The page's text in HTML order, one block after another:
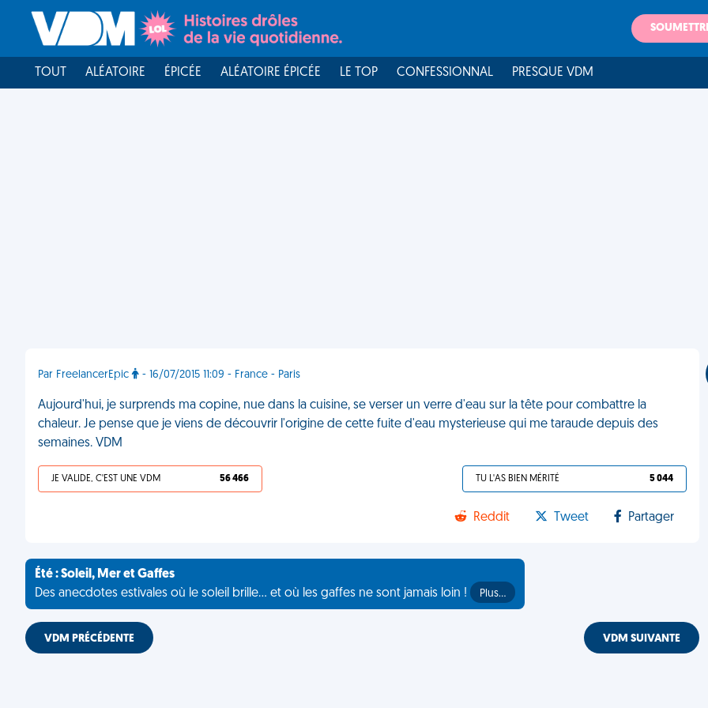
TOUT ALÉATOIRE ÉPICÉE ALÉATOIRE ÉPICÉE LE TOP CONFESSIONNAL PRESQUE VDM
Par FreelancerEpic - 16/07/2015 11:09 - France - Paris
Aujourd'hui, je surprends ma copine, nue dans la cuisine, se verser un verre d'eau sur la tête pour combattre la
chaleur. Je pense que je viens de découvrir l'origine de cette fuite d'eau mysterieuse qui me taraude depuis des
semaines. VDM
JE VALIDE, C'EST UNE VDM 56 466 TU L'AS BIEN MÉRITÉ 5 044
Reddit Tweet Partager
Été : Soleil, Mer et Gaffes
Des anecdotes estivales où le soleil brille... et où les gaffes ne sont jamais loin !
Plus…
VDM PRÉCÉDENTE VDM SUIVANTE